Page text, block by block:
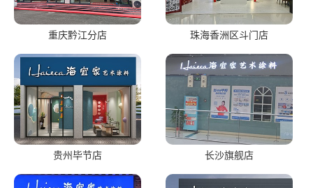
重庆黔江分店 珠海香洲区斗门店
贵州毕节店 长沙旗舰店